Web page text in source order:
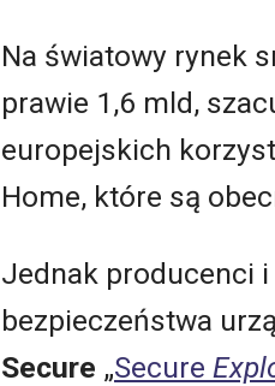
Na światowy rynek
prawie 1,6 mld,
europejskich
Home, które są
Jednak producenci
bezpieczeństwa
Secure „Secure